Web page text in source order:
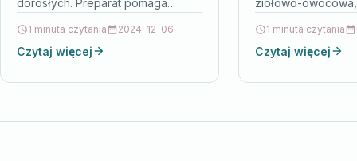
skórę. mmr szczepienie , lek na
erekcję bez recepty…
1 minuta czytania 2024-12-06
Czytaj więcej
zaparzania. Dla
roku życia i dla
1 minuta czytania
Czytaj więcej